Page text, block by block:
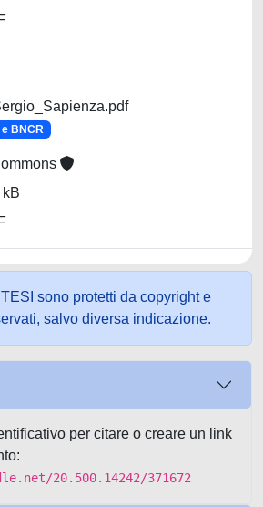
BNCR
sono protetti da copyright e
salvo diversa indicazione.
per citare o creare un link
20.500.14242/371672